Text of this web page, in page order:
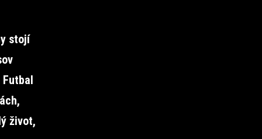
stojí
život,